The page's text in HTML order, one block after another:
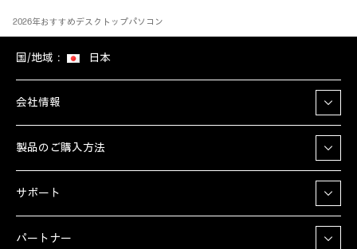
2026年おすすめデスクトップパソコン
国/地域： 日本
会社情報
製品のご購入方法
サポート
パートナー